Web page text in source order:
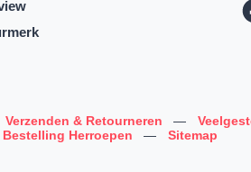
Verzenden & Retourneren —
Bestelling Herroepen — Sitemap